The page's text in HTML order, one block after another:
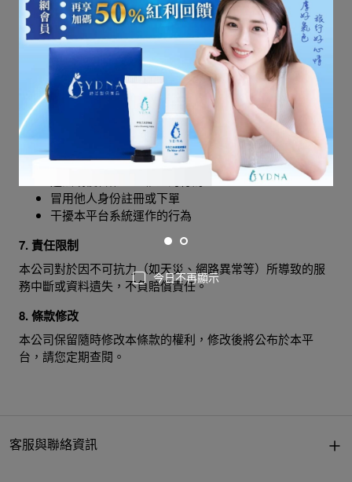
當您下單並收到本平台確認通知後，訂單方成立。
若因庫存不足或其他原因無法出貨，本公司將主動與您
聯繫並處理退款。
5. 退換貨政策
請參閱本平台退換貨政策專頁，並遵循相關流程申請。
6. 禁止行為
您不得從事以下行為：
冒用他人身份註冊或下單
干擾本平台系統運作的行為
7. 責任限制
本公司對於因不可抗力（如天災、網路異常等）所導致的服
務中斷或資料遺失，不負賠償責任。
8. 條款修改
本公司保留隨時修改本條款的權利，修改後將公布於本平
台，請您定期查閱。
客服與聯絡資訊
今日不再顯示